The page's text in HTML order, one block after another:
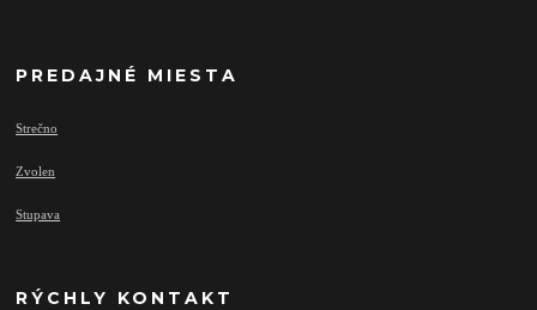
PREDAJNÉ MIESTA
Strečno
Zvolen
Stupava
RÝCHLY KONTAKT